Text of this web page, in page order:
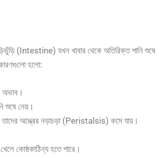
(Intestine) যখন খাবার থেকে অতিরিক্ত পানি শুষে
হলো:
অভাব।
শুষে নেয়।
তাদের অন্ত্রের নড়াচড়া (Peristalsis) কমে যায়।
কোষ্ঠকাঠিন্য হতে পারে।